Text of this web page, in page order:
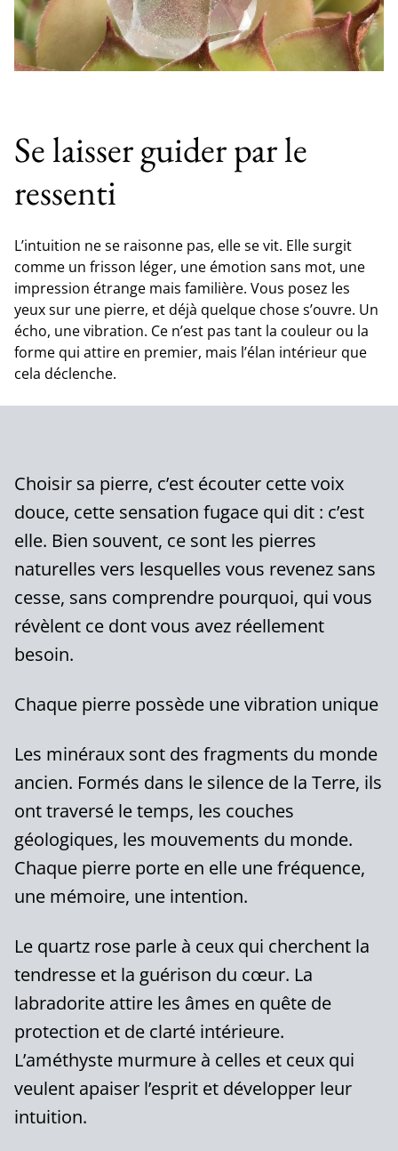
Se laisser guider par le
ressenti
L’intuition ne se raisonne pas, elle se vit. Elle surgit
comme un frisson léger, une émotion sans mot, une
impression étrange mais familière. Vous posez les
yeux sur une pierre, et déjà quelque chose s’ouvre. Un
écho, une vibration. Ce n’est pas tant la couleur ou la
forme qui attire en premier, mais l’élan intérieur que
cela déclenche.
Choisir sa pierre, c’est écouter cette voix
douce, cette sensation fugace qui dit : c’est
elle. Bien souvent, ce sont les pierres
naturelles vers lesquelles vous revenez sans
cesse, sans comprendre pourquoi, qui vous
révèlent ce dont vous avez réellement
besoin.
Chaque pierre possède une vibration unique
Les minéraux sont des fragments du monde
ancien. Formés dans le silence de la Terre, ils
ont traversé le temps, les couches
géologiques, les mouvements du monde.
Chaque pierre porte en elle une fréquence,
une mémoire, une intention.
Le quartz rose parle à ceux qui cherchent la
tendresse et la guérison du cœur. La
labradorite attire les âmes en quête de
protection et de clarté intérieure.
L’améthyste murmure à celles et ceux qui
veulent apaiser l’esprit et développer leur
intuition.